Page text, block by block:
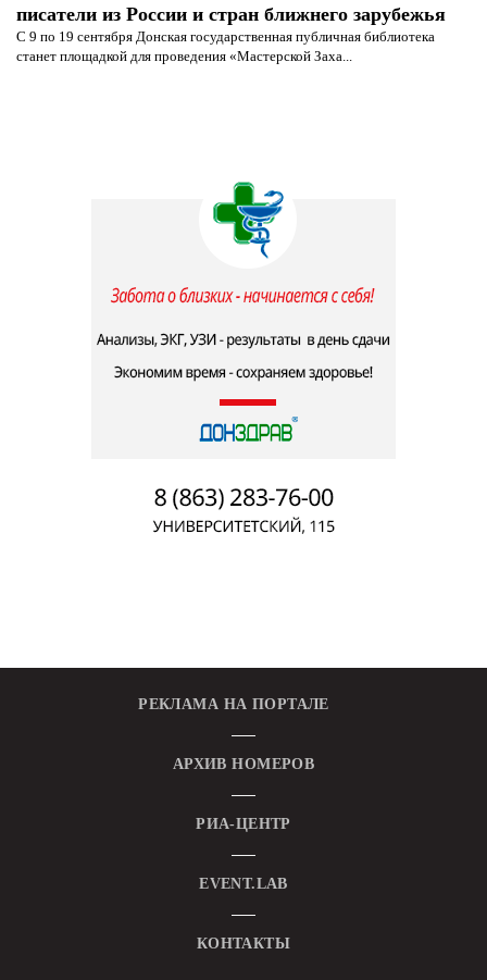
писатели из России и стран ближнего зарубежья
С 9 по 19 сентября Донская государственная публичная библиотека
станет площадкой для проведения «Мастерской Заха...
РЕКЛАМА НА ПОРТАЛЕ
АРХИВ НОМЕРОВ
РИА-ЦЕНТР
EVENT.LAB
КОНТАКТЫ